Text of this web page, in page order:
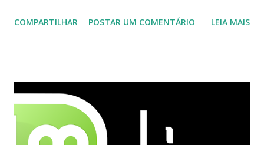
integrado com o serviço do MSN, segundo a empresa, os
o Windows Live (assim como muitos profissionais de TI) ,
mesmo na versão para Linux, claro, sempre existem outras
opções e o Pidgin, que se mostra como opção.
COMPARTILHAR POSTAR UM COMENTÁRIO LEIA MAIS